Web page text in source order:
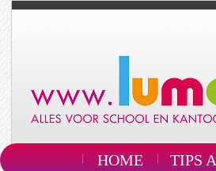
HOME TIPS